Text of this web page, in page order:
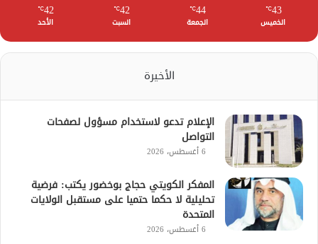
43
℃
الخميس
44
℃
الجمعة
42
℃
السبت
42
℃
الأحد
الأخيرة
الإعلام تدعو لاستخدام مسؤول لصفحات
التواصل
6 أغسطس، 2026
المفكر الكويتي حجاج بوخضور يكتب: فرضية
تحليلية لا حكما حتميا على مستقبل الولايات
المتحدة
6 أغسطس، 2026